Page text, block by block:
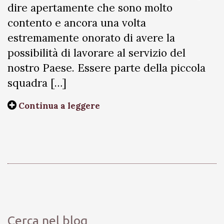
dire apertamente che sono molto
contento e ancora una volta
estremamente onorato di avere la
possibilità di lavorare al servizio del
nostro Paese. Essere parte della piccola
squadra […]
Continua a leggere
Cerca nel blog